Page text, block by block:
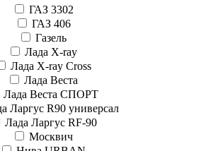
ГАЗ 3302
ГАЗ 406
Газель
Лада X-ray
Лада X-ray Cross
Лада Веста
Лада Веста СПОРТ
Ларгус R90 универсал
Лада Ларгус RF-90
Москвич